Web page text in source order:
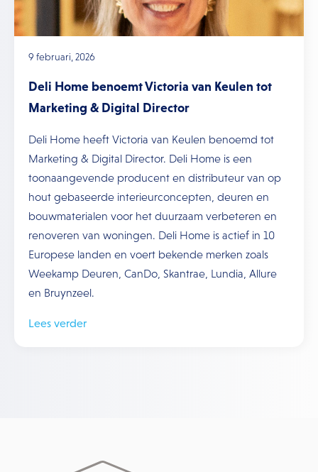
9 februari, 2026
Deli Home benoemt Victoria van Keulen tot
Marketing & Digital Director
Deli Home heeft Victoria van Keulen benoemd tot
Marketing & Digital Director. Deli Home is een
toonaangevende producent en distributeur van op
hout gebaseerde interieurconcepten, deuren en
bouwmaterialen voor het duurzaam verbeteren en
renoveren van woningen. Deli Home is actief in 10
Europese landen en voert bekende merken zoals
Weekamp Deuren, CanDo, Skantrae, Lundia, Allure
en Bruynzeel.
Lees verder